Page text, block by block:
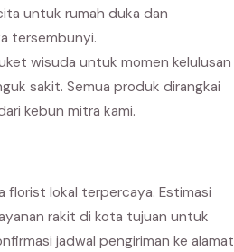
untuk rumah duka dan
tersembunyi.
wisuda untuk momen kelulusan
sakit. Semua produk dirangkai
kebun mitra kami.
florist lokal terpercaya. Estimasi
rakit di kota tujuan untuk
jadwal pengiriman ke alamat